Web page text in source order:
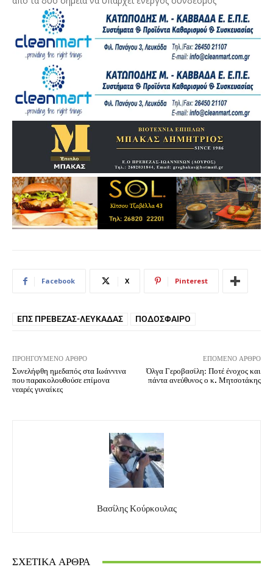
Facebook X Pinterest
ΕΠΣ ΠΡΈΒΕΖΑΣ-ΛΕΥΚΆΔΑΣ ΠΟΔΌΣΦΑΙΡΟ
ΠΡΟΗΓΟΎΜΕΝΟ ΆΡΘΡΟ
Συνελήφθη ημεδαπός στα Ιωάννινα
που παρακολουθούσε επίμονα
νεαρές γυναίκες
ΕΠΌΜΕΝΟ ΆΡΘΡΟ
Όλγα Γεροβασίλη: Ποτέ ένοχος και
πάντα ανεύθυνος ο κ. Μητσοτάκης
Βασίλης Κούρκουλας
ΣΧΕΤΙΚΆ ΆΡΘΡΑ